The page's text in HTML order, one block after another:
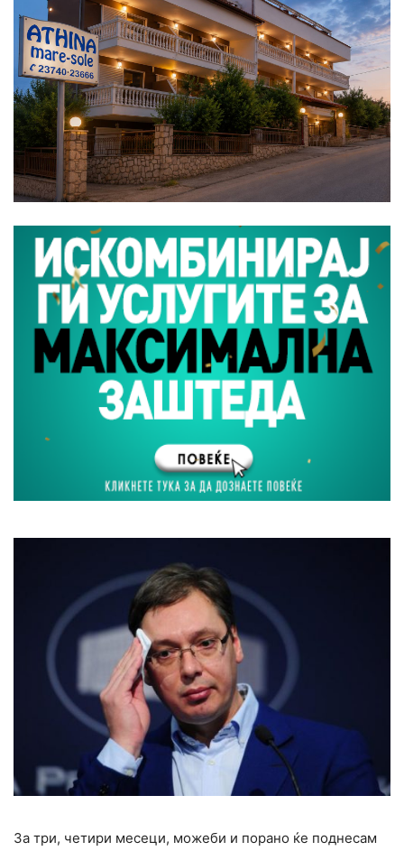
За три, четири месеци, можеби и порано ќе поднесам